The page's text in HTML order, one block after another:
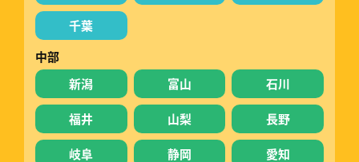
千葉
中部
新潟
富山 石川
福井 山梨 長野
岐阜 静岡
愛知